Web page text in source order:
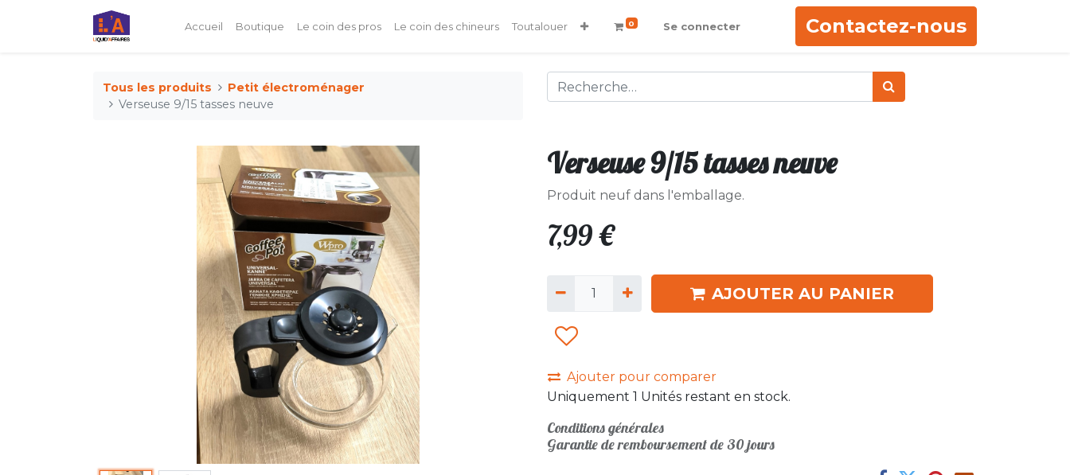
Accueil Boutique Le coin des pros Le coin des chineurs Toutalouer 0 Se connecter Contactez-nous
Tous les produits
Petit électroménager
Verseuse 9/15 tasses neuve
Verseuse 9/15 tasses neuve
Produit neuf dans l'emballage.
7,99€
AJOUTER AU PANIER
Ajouter pour comparer
Uniquement 1 Unités restant en stock.
Conditions générales
Garantie de remboursement de 30 jours